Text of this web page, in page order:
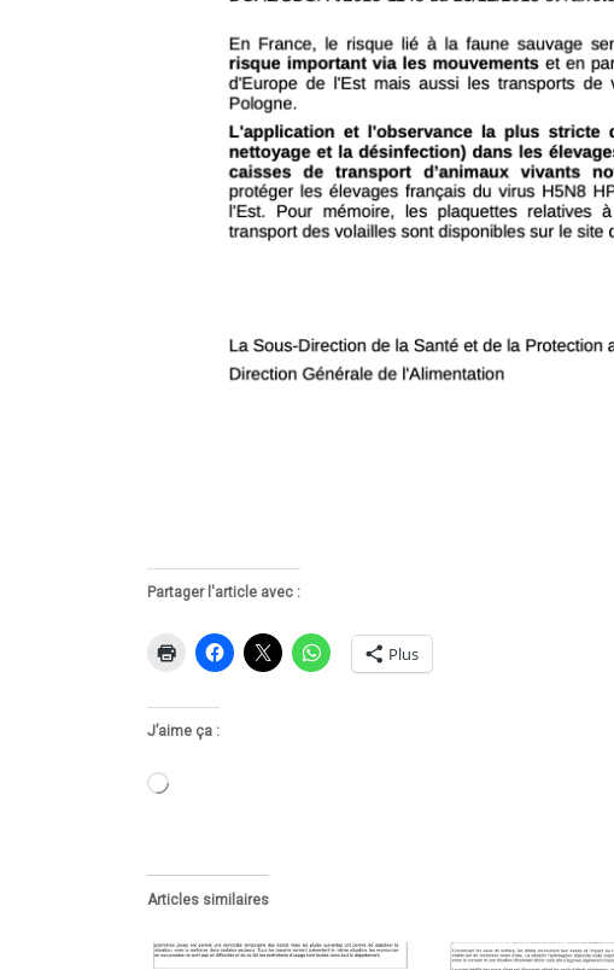
Partager l'article avec :
Plus
J’aime ça :
Chargement…
Articles similaires